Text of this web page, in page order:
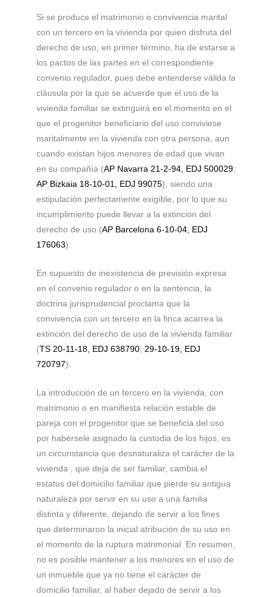
Si se produce el matrimonio o convivencia marital
con un tercero en la vivienda por quien disfruta del
derecho de uso, en primer término, ha de estarse a
los pactos de las partes en el correspondiente
convenio regulador, pues debe entenderse válida la
cláusula por la que se acuerde que el uso de la
vivienda familiar se extinguirá en el momento en el
que el progenitor beneficiario del uso conviviese
maritalmente en la vivienda con otra persona, aun
cuando existan hijos menores de edad que vivan
en su compañía (AP Navarra 21-2-94, EDJ 500029;
AP Bizkaia 18-10-01, EDJ 99075), siendo una
estipulación perfectamente exigible, por lo que su
incumplimiento puede llevar a la extinción del
derecho de uso (AP Barcelona 6-10-04, EDJ
176063).
En supuesto de inexistencia de previsión expresa
en el convenio regulador o en la sentencia, la
doctrina jurisprudencial proclama que la
convivencia con un tercero en la finca acarrea la
extinción del derecho de uso de la vivienda familiar
(TS 20-11-18, EDJ 638790; 29-10-19, EDJ
720797).
La introducción de un tercero en la vivienda, con
matrimonio o en manifiesta relación estable de
pareja con el progenitor que se beneficia del uso
por habérsele asignado la custodia de los hijos, es
un circunstancia que desnaturaliza el carácter de la
vivienda , que deja de ser familiar, cambia el
estatus del domicilio familiar que pierde su antigua
naturaleza por servir en su uso a una familia
distinta y diferente, dejando de servir a los fines
que determinaron la inicial atribución de su uso en
el momento de la ruptura matrimonial. En resumen,
no es posible mantener a los menores en el uso de
un inmueble que ya no tiene el carácter de
domicilio familiar, al haber dejado de servir a los